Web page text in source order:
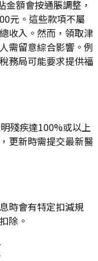
額會按通脹調整，
元。這些款項不屬
收入。然而，領取津
需留意綜合影響。例
務局可能要求提供福
殘疾達100%或以上
更新時需提交最新醫
時會有特定扣減規
除。